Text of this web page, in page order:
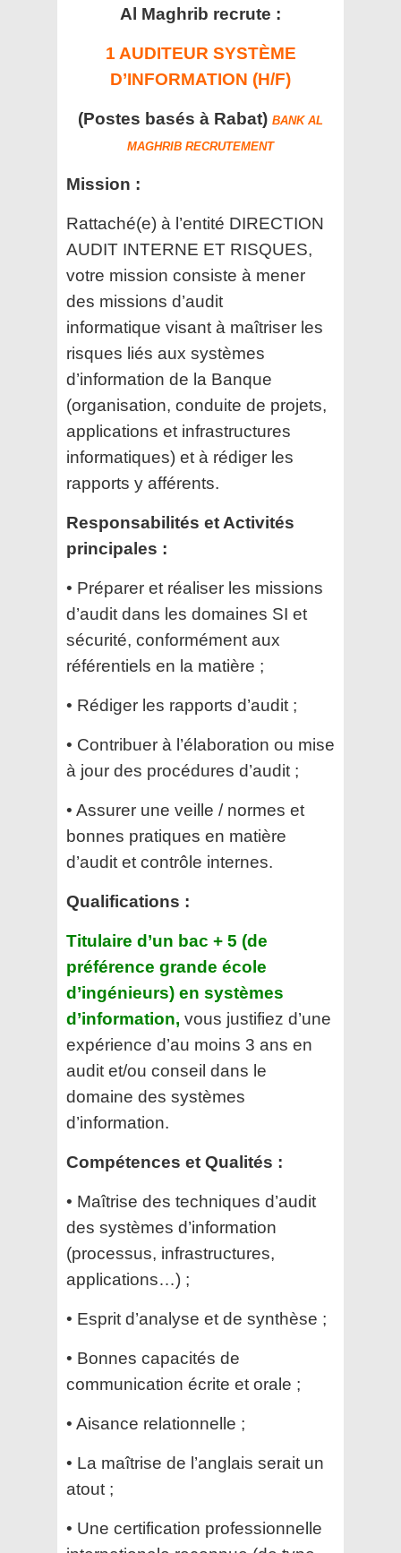
Al Maghrib recrute :
1 AUDITEUR SYSTÈME
D’INFORMATION (H/F)
(Postes basés à Rabat) BANK AL
MAGHRIB RECRUTEMENT
Mission :
Rattaché(e) à l’entité DIRECTION
AUDIT INTERNE ET RISQUES,
votre mission consiste à mener
des missions d’audit
informatique visant à maîtriser les
risques liés aux systèmes
d’information de la Banque
(organisation, conduite de projets,
applications et infrastructures
informatiques) et à rédiger les
rapports y afférents.
Responsabilités et Activités
principales :
• Préparer et réaliser les missions
d’audit dans les domaines SI et
sécurité, conformément aux
référentiels en la matière ;
• Rédiger les rapports d’audit ;
• Contribuer à l’élaboration ou mise
à jour des procédures d’audit ;
• Assurer une veille / normes et
bonnes pratiques en matière
d’audit et contrôle internes.
Qualifications :
Titulaire d’un bac + 5 (de
préférence grande école
d’ingénieurs) en systèmes
d’information, vous justifiez d’une
expérience d’au moins 3 ans en
audit et/ou conseil dans le
domaine des systèmes
d’information.
Compétences et Qualités :
• Maîtrise des techniques d’audit
des systèmes d’information
(processus, infrastructures,
applications…) ;
• Esprit d’analyse et de synthèse ;
• Bonnes capacités de
communication écrite et orale ;
• Aisance relationnelle ;
• La maîtrise de l’anglais serait un
atout ;
• Une certification professionnelle